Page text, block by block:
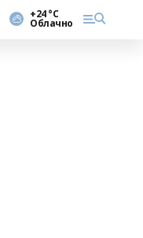
+24 °С
Облачно